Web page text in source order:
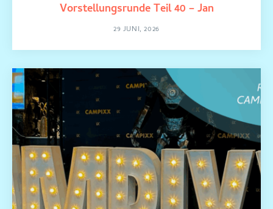
Vorstellungsrunde Teil 40 – Jan
29 JUNI, 2026